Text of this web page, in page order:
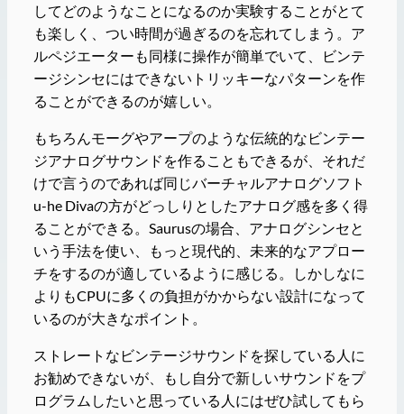
してどのようなことになるのか実験することがとて
も楽しく、つい時間が過ぎるのを忘れてしまう。ア
ルペジエーターも同様に操作が簡単でいて、ビンテ
ージシンセにはできないトリッキーなパターンを作
ることができるのが嬉しい。
もちろんモーグやアープのような伝統的なビンテー
ジアナログサウンドを作ることもできるが、それだ
けで言うのであれば同じバーチャルアナログソフト
u-he Divaの方がどっしりとしたアナログ感を多く得
ることができる。Saurusの場合、アナログシンセと
いう手法を使い、もっと現代的、未来的なアプロー
チをするのが適しているように感じる。しかしなに
よりもCPUに多くの負担がかからない設計になって
いるのが大きなポイント。
ストレートなビンテージサウンドを探している人に
お勧めできないが、もし自分で新しいサウンドをプ
ログラムしたいと思っている人にはぜひ試してもら